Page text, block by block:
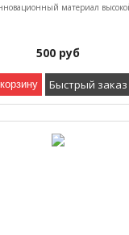
материал высокой
500 руб
Быстрый заказ